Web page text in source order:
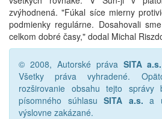
zvýhodnená. "Fúkal síce mierny
podmienky regulárne. Dosahovali
celkom dobré časy," dodal Michal
© 2008, Autorské práva SITA a.s.
Všetky práva vyhradené.
rozširovanie obsahu tejto správy
písomného súhlasuSITA a.s. a
výslovne zakázané.